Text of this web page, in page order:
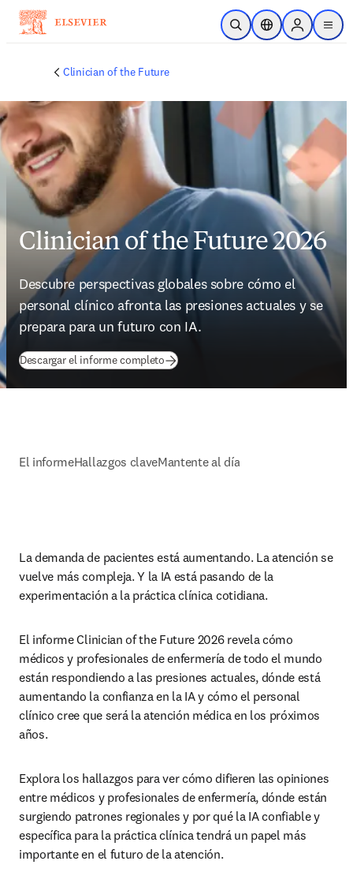
Saltar al contenido principal
Abrir búsqueda
Selector deSign in to
menu
Clinician of the Future
Clinician of the Future 2026
Descubre perspectivas globales sobre cómo el
personal clínico afronta las presiones actuales y se
prepara para un futuro con IA.
Descargar el informe completo(se abre en una nueva pestaña/ventana
El informeHallazgos claveMantente al día
La demanda de pacientes está aumentando. La atención se
vuelve más compleja. Y la IA está pasando de la
experimentación a la práctica clínica cotidiana.
El informe Clinician of the Future 2026 revela cómo
médicos y profesionales de enfermería de todo el mundo
están respondiendo a las presiones actuales, dónde está
aumentando la confianza en la IA y cómo el personal
clínico cree que será la atención médica en los próximos
años.
Explora los hallazgos para ver cómo difieren las opiniones
entre médicos y profesionales de enfermería, dónde están
surgiendo patrones regionales y por qué la IA confiable y
específica para la práctica clínica tendrá un papel más
importante en el futuro de la atención.